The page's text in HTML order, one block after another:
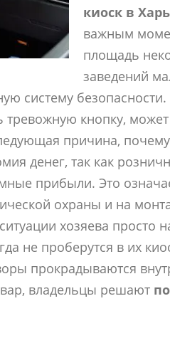
киоск в
важным
площадь
заведений
систему
кнопку,
причина, почему
денег, так как
прибыли. Это
охраны и на
хозяева просто
не проберутся в их
прокрадываются
владельцы решают